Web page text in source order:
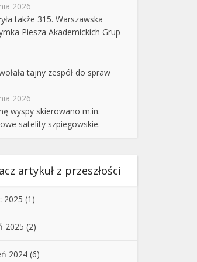
2026
także 315. Warszawska
Piesza Akademickich Grup
tajny zespół do spraw
2026
wyspy skierowano m.in.
satelity szpiegowskie.
artykuł z przeszłości
2025 (1)
2025 (2)
2024 (6)